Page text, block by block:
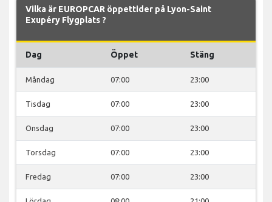
Vilka är EUROPCAR öppettider på Lyon-Saint
Exupéry Flygplats ?
Dag Öppet Stäng
Måndag 07:00 23:00
Tisdag 07:00 23:00
Onsdag 07:00 23:00
Torsdag 07:00 23:00
Fredag 07:00 23:00